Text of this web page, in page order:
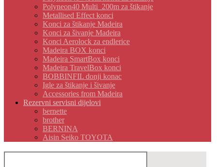
Polyneon40 Multi_200m za štikanje
Metallised Effect konci
Konci za štikanje Madeira
Konci za šivanje Madeira
Konci Aerolock za endlerice
Madeira BOX konci
Madeira SmartBox konci
Madeira TravelBox konci
BOBBINFIL donji konac
Igle za štikanje i šivanje
Accessories from Madeira
Rezervni servisni dijelovi
bernette
brother
BERNINA
Aisin Seiko TOYOTA